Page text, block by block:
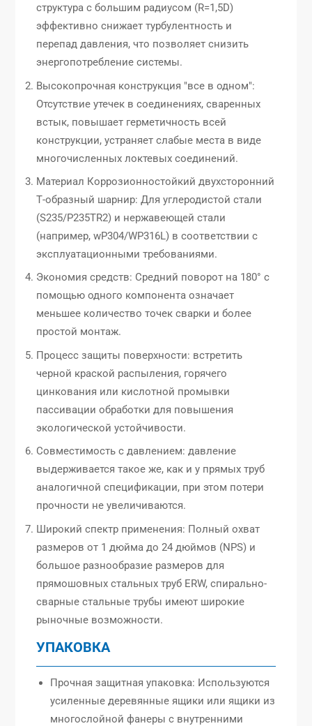
структура с большим радиусом (R=1,5D)
эффективно снижает турбулентность и
перепад давления, что позволяет снизить
энергопотребление системы.
Высокопрочная конструкция "все в одном":
Отсутствие утечек в соединениях, сваренных
встык, повышает герметичность всей
конструкции, устраняет слабые места в виде
многочисленных локтевых соединений.
Материал Коррозионностойкий двухсторонний
Т-образный шарнир: Для углеродистой стали
(S235/P235TR2) и нержавеющей стали
(например, wP304/WP316L) в соответствии с
эксплуатационными требованиями.
Экономия средств: Средний поворот на 180° с
помощью одного компонента означает
меньшее количество точек сварки и более
простой монтаж.
Процесс защиты поверхности: встретить
черной краской распыления, горячего
цинкования или кислотной промывки
пассивации обработки для повышения
экологической устойчивости.
Совместимость с давлением: давление
выдерживается такое же, как и у прямых труб
аналогичной спецификации, при этом потери
прочности не увеличиваются.
Широкий спектр применения: Полный охват
размеров от 1 дюйма до 24 дюймов (NPS) и
большое разнообразие размеров для
прямошовных стальных труб ERW, спирально-
сварные стальные трубы имеют широкие
рыночные возможности.
УПАКОВКА
Прочная защитная упаковка: Используются
усиленные деревянные ящики или ящики из
многослойной фанеры с внутренними